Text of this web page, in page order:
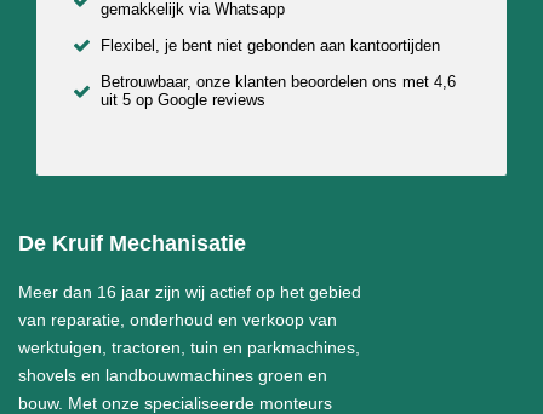
gemakkelijk via Whatsapp
Flexibel, je bent niet gebonden aan kantoortijden
Betrouwbaar, onze klanten beoordelen ons met 4,6
uit 5 op Google reviews
De Kruif Mechanisatie
Meer dan 16 jaar zijn wij actief op het gebied
van reparatie, onderhoud en verkoop van
werktuigen, tractoren, tuin en parkmachines,
shovels en landbouwmachines groen en
bouw. Met onze specialiseerde monteurs